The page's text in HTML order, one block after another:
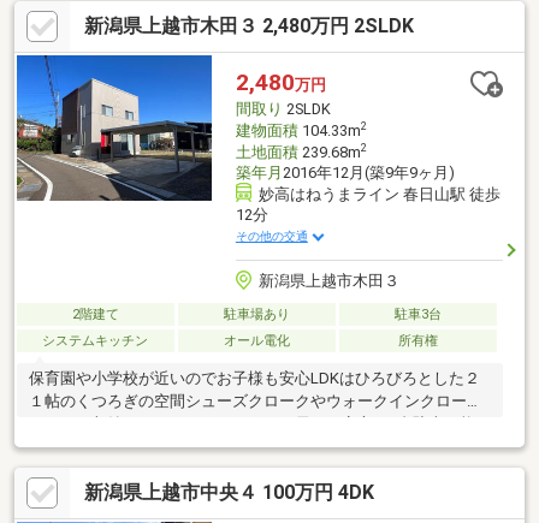
新潟県上越市木田３ 2,480万円 2SLDK
2,480万円
間取り 2SLDK
建物面積104.33m2
土地面積239.68m2
築年月 2016年12月(築9年9ヶ月)
妙高はねうまライン 春日山駅 徒歩
12分
その他の交通
新潟県上越市木田３
2階建て 駐車場あり
駐車3台
システムキッチン
オール電化 所有権
保育園や小学校が近いのでお子様も安心LDKはひろびろとした２
１帖のくつろぎの空間シューズクロークやウォークインクローゼ
カーポート付
新潟県上越市中央４ 100万円 4DK